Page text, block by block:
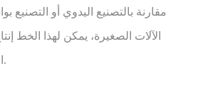
الآلات الصغيرة، يمكن لهذا الخط
الجودة بأتمتة أعلى.